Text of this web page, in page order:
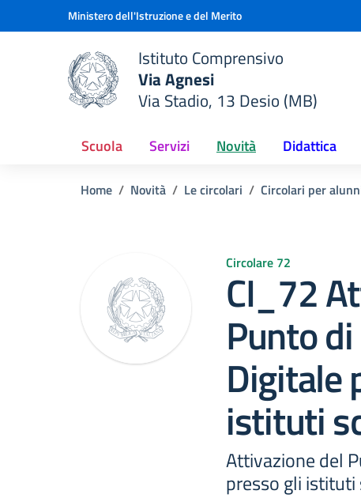
Vai ai contenuti
Vai al menu di navigazioneMinistero dell'Istruzione e del Merito
scuola
Istituto Comprensivo
Via Agnesi
Via Stadio, 13 Desio (MB)
Scuola Servizi Novità Didattica
Home Novità Le circolari Circolari per
Circolare 72
CI_72
Punto
Digitale
istituti
Attivazione del
presso gli istituti